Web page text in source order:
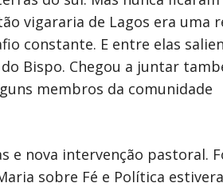
vigararia de Lagos era uma
constante. E entre elas
Bispo. Chegou a juntar
membros da comunidade
e nova intervenção pastoral.
sobre Fé e Política